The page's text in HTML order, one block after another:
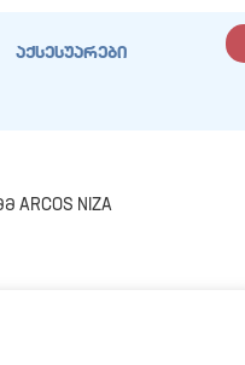
აქსესუარები
NIZA